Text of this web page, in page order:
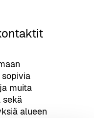
muita
sekä
alueen